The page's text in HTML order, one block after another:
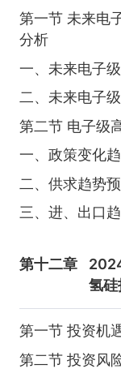
第一节 未来电
分析
一、未来电子
二、未来电子
第二节 电子级
一、政策变化
二、供求趋势
三、进、出口
第十二章
氢
第一节 投资机
第二节 投资风